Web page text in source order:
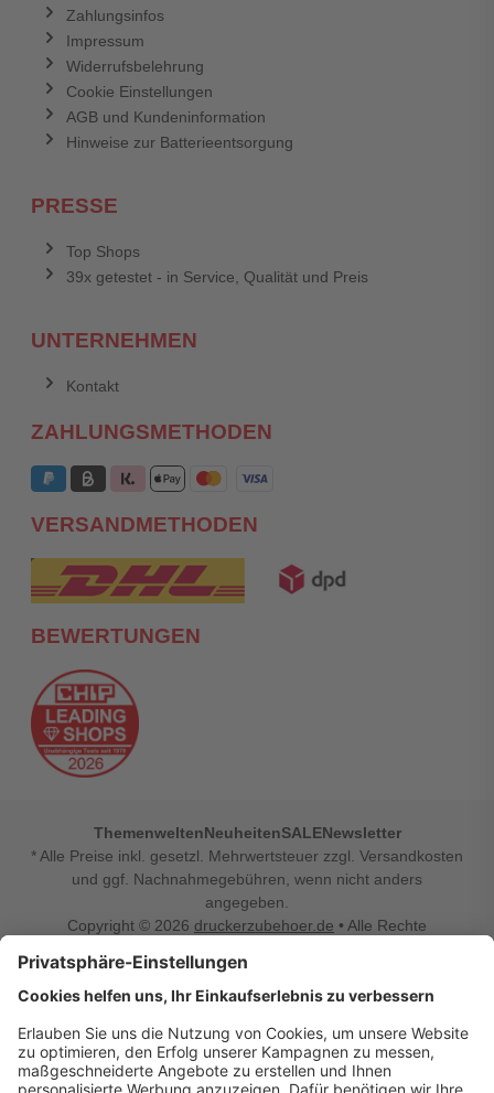
Zahlungsinfos
Impressum
Widerrufsbelehrung
Cookie Einstellungen
AGB und Kundeninformation
Hinweise zur Batterieentsorgung
PRESSE
Top Shops
39x getestet - in Service, Qualität und Preis
UNTERNEHMEN
Kontakt
ZAHLUNGSMETHODEN
VERSANDMETHODEN
BEWERTUNGEN
ThemenweltenNeuheitenSALENewsletter
* Alle Preise inkl. gesetzl. Mehrwertsteuer zzgl. Versandkosten
und ggf. Nachnahmegebühren, wenn nicht anders
angegeben.
Copyright © 2026 druckerzubehoer.de • Alle Rechte
Vertrag widerrufen
Druckerzubehoer.de – preiswerte Qualität für Ihr Office
Sie sind auf der Suche nach dem passenden Druckerzubehör
oder Zubehör für das Büro, den Computer oder Ihr
Smartphone? Dann sind Sie bei Druckerzubehoer.de genau